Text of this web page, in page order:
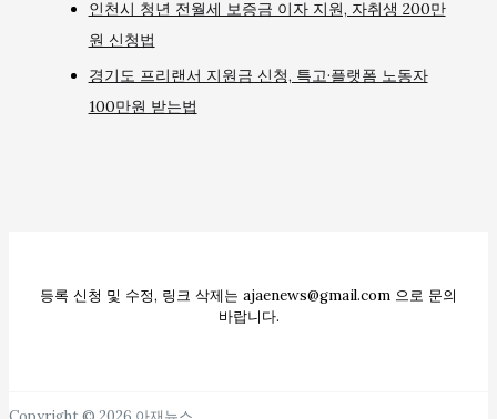
인천시 청년 전월세 보증금 이자 지원, 자취생 200만
원 신청법
경기도 프리랜서 지원금 신청, 특고·플랫폼 노동자
100만원 받는법
등록 신청 및 수정, 링크 삭제는 ajaenews@gmail.com 으로 문의
바랍니다.